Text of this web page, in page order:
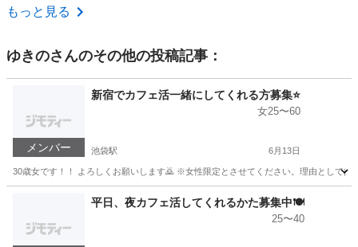
東京 墨田区
もっと見る
ゆきのさんのその他の投稿記事：
メンバー
新宿でカフェ活一緒にしてくれる方募集⭐️
女25〜60
池袋駅 6月13日
30歳女です！！ よろしくお願いします🙇 ※女性限定とさせてください。理由として
池袋駅 その他 30歳
平日、夜カフェ活してくれるかた募集中🍽️
25〜40